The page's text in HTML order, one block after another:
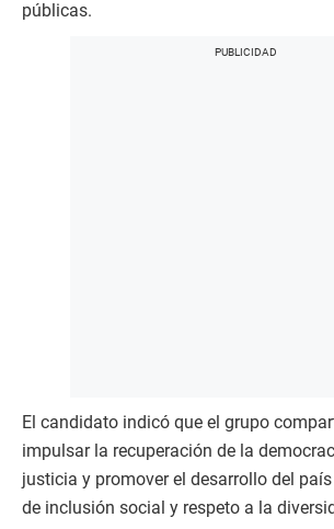
públicas.
El candidato indicó que el grupo
impulsar la recuperación de la
justicia y promover el desarrollo del
de inclusión social y respeto a la